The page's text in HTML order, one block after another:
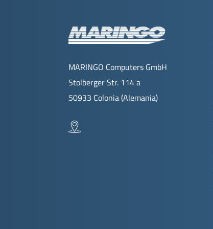
MARINGO Computers GmbH
Stolberger Str. 114 a
50933 Colonia (Alemania)